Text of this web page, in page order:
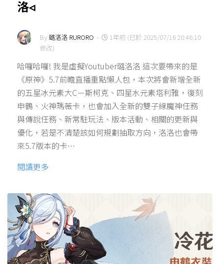
洛◃
By璐洛洛 RURORO -
1年前 (已於 2025/07/16 20:46:10
修改)
哈囉哈囉! 我是虛擬Youtuber璐洛洛 這次要帶來的是
《原神》5.7前瞻直播重點懶人包，本次將會新增全新
的五星冰元素大C－斯柯克、四星水元素塔利雅，復刻
申鶴、火神瑪薇卡，也會加入全新的雙子線魔神任務
與傳說任務、新常駐玩法、版本活動、相關的更新與
優化，若是不清楚該如何規劃抽取方向，洛洛也會帶
來5.7版本的卡…
閱讀更多